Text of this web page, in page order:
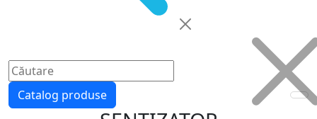
Catalog produse